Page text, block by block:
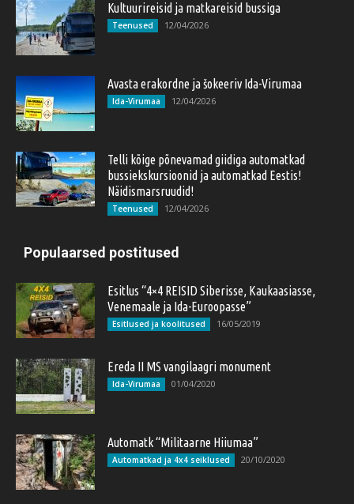
Kultuurireisid ja matkareisid bussiga
Teenused 12/04/2026
Avasta erakordne ja šokeeriv Ida-Virumaa
Ida-Virumaa 12/04/2026
Telli kõige põnevamad giidiga automatkad
bussiekskursioonid ja automatkad Eestis!
Näidismarsruudid!
Teenused 12/04/2026
Populaarsed postitused
Esitlus “4×4 REISID Siberisse, Kaukaasiasse,
Venemaale ja Ida-Euroopasse”
Esitlused ja koolitused 16/05/2019
Ereda II MS vangilaagri monument
Ida-Virumaa 01/04/2020
Automatk “Militaarne Hiiumaa”
Automatkad ja 4x4 seiklused 20/10/2020